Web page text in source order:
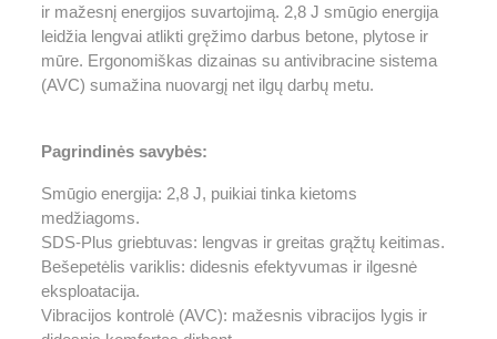
ir mažesnį energijos suvartojimą. 2,8 J smūgio energija
leidžia lengvai atlikti gręžimo darbus betone, plytose ir
mūre. Ergonomiškas dizainas su antivibracine sistema
(AVC) sumažina nuovargį net ilgų darbų metu.
Pagrindinės savybės:
Smūgio energija: 2,8 J, puikiai tinka kietoms
medžiagoms.
SDS-Plus griebtuvas: lengvas ir greitas grąžtų keitimas.
Bešepetėlis variklis: didesnis efektyvumas ir ilgesnė
eksploatacija.
Vibracijos kontrolė (AVC): mažesnis vibracijos lygis ir